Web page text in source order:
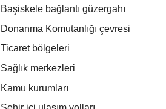
Başiskele bağlantı güzergahı
Donanma Komutanlığı çevresi
Ticaret bölgeleri
Sağlık merkezleri
Kamu kurumları